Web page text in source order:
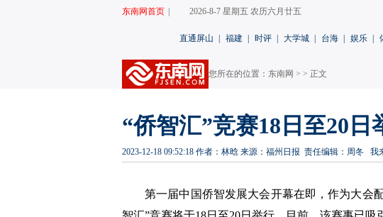
东南网首页 2026-8-7 星期五 农历六月廿五
直通屏山 福建 时评 大学城 台海 娱乐
您所在的位置： 东南网 > > 正文
“侨智汇”竞赛18日至20日
2023-12-18 09:52:18 作者：林晗 来源：福州日报 责任编辑：周冬 我
第一届中国侨智发展大会开幕在即，作为大会